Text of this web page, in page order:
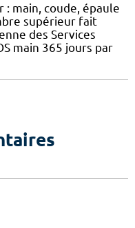
main, coude, épaule
supérieur fait
des Services
main 365 jours par